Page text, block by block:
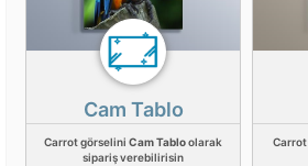
Cam Tablo
Carrot görselini Cam Tabloolarak
sipariş verebilirisin